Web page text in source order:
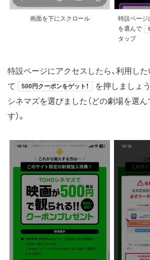
画面を下にスクロール
特設ページ
を選んで
タップ
特設ページにアクセスしたら、利用し
て
500円クーポンをゲット！
を押しましょ
シネマズを選びました（どの劇場を選
す）。